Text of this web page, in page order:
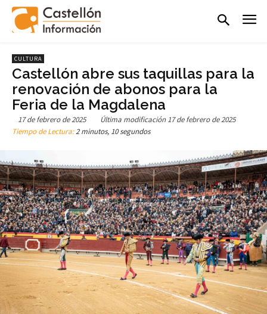
CULTURA
Castellón abre sus taquillas para la
renovación de abonos para la
Feria de la Magdalena
17 de febrero de 2025 Última modificación 17 de febrero de 2025
Tiempo de Lectura:2 minutos, 10 segundos